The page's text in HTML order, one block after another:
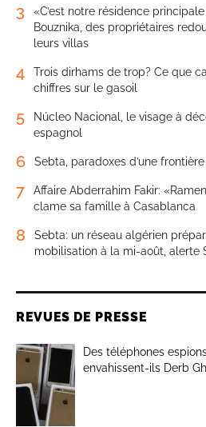
3
«C’est notre résidence
Bouznika, des propriétaires
leurs villas
4
Trois dirhams de trop? Ce que
chiffres sur le gasoil
5
Núcleo Nacional, le visage à
espagnol
6 Sebta, paradoxes d’une
7
Affaire Abderrahim Fakir:
clame sa famille à Casablanca
8
Sebta: un réseau algérien
mobilisation à la mi-août, alerte
REVUES DE PRESSE
Des téléphones
envahissent-ils Derb